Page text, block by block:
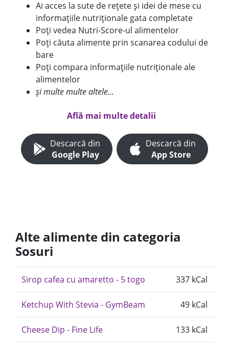
Ai acces la sute de rețete și idei de mese cu
informațiile nutriționale gata completate
Poți vedea Nutri-Score-ul alimentelor
Poți căuta alimente prin scanarea codului de
bare
Poți compara informațiile nutriționale ale
alimentelor
și multe multe altele...
Află mai multe detalii
Descarcă din
Google Play
Descarcă din
App Store
Alte alimente din categoria
Sosuri
Sirop cafea cu amaretto - 5 togo 337 kCal
Ketchup With Stevia - GymBeam 49 kCal
Cheese Dip - Fine Life 133 kCal